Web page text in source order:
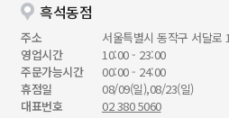
흑석동점
주소
서울특별시 동작구 서달로
영업시간
10:00 - 23:00
주문가능시간
00:00 - 24:00
휴점일
08/09(일),08/23(일)
대표번호
02 380 5060